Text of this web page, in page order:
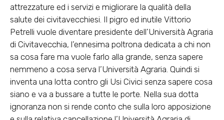
attrezzature ed i servizi e migliorare la qualità della
salute dei civitavecchiesi. Il pigro ed inutile Vittorio
Petrelli vuole diventare presidente dell’Università Agraria
di Civitavecchia, l’ennesima poltrona dedicata a chi non
sa cosa fare ma vuole farlo alla grande, senza sapere
nemmeno a cosa serva l’Università Agraria. Quindi si
inventa una lotta contro gli Usi Civici senza sapere cosa
siano e va a bussare a tutte le porte. Nella sua dotta
ignoranza non si rende conto che sulla loro apposizione